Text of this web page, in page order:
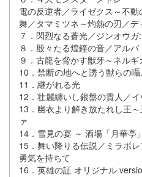
電の反逆者／ライゼクス～不
舞／タマミツネ～灼熱の刃／デ
７．閃烈なる蒼光／ジンオウ
８．殷々たる煌鐘の音／アル
９．古龍を脅かす獣牙～ネルギ
10．禁断の地へと誘う獣らの囁
11．継がれる光
12．壮麗纏いし銀盤の貴人／
13．幽衣より解き放たれし王
ァ
14．雪見の宴 ～ 酒場「月華亭」
15．舞い降りる伝説／ミラボ
勇気を持ちて
16．英雄の証 オリジナル